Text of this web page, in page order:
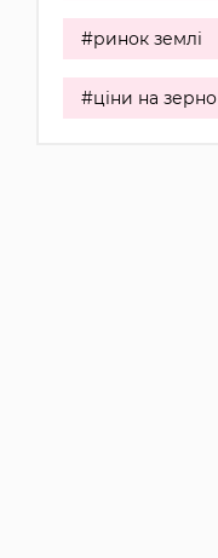
#ринок землі
#ціни на зерно